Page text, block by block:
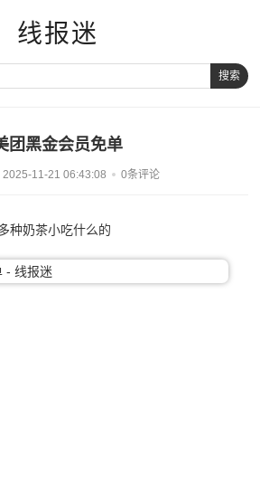
线报迷
搜索
团黑金会员免单
2025-11-21 06:43:08 0条评论
种奶茶小吃什么的